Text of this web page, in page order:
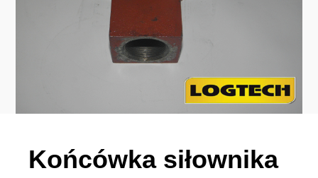
Końcówka siłownika